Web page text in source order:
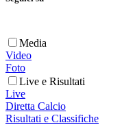
Media
Video
Foto
Live e Risultati
Live
Diretta Calcio
Risultati e Classifiche